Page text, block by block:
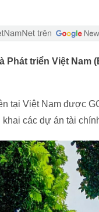
Phát triển Việt
tại Việt Nam được
các dự án tài